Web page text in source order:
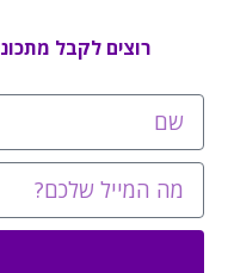
רוצים לקבל